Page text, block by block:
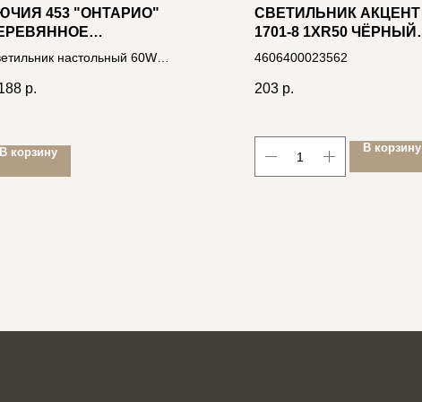
453 "ОНТАРИО"
С
настольный 60W
р.
В корзину
СВЕТИЛЬНИК АКЦЕНТ
1701-8 1XR50 ЧЁРНЫЙ
НИКЕЛЬ ВСТР.
4606400023562
203 р.
В корзину